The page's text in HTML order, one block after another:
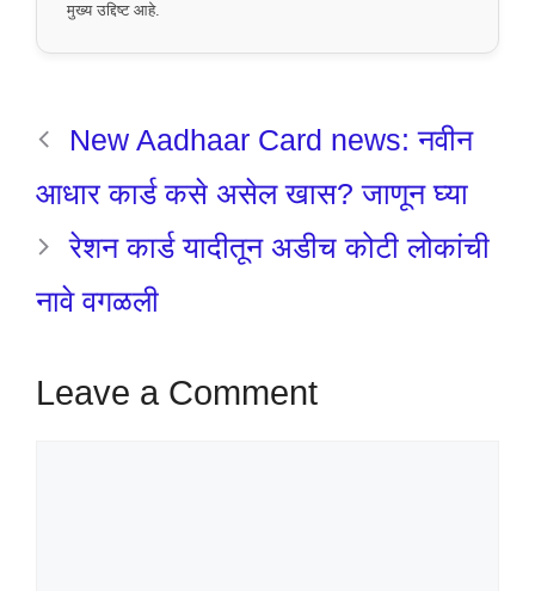
मुख्य उद्दिष्ट आहे.
New Aadhaar Card news: नवीन
आधार कार्ड कसे असेल खास? जाणून घ्या
रेशन कार्ड यादीतून अडीच कोटी लोकांची
नावे वगळली
Leave a Comment